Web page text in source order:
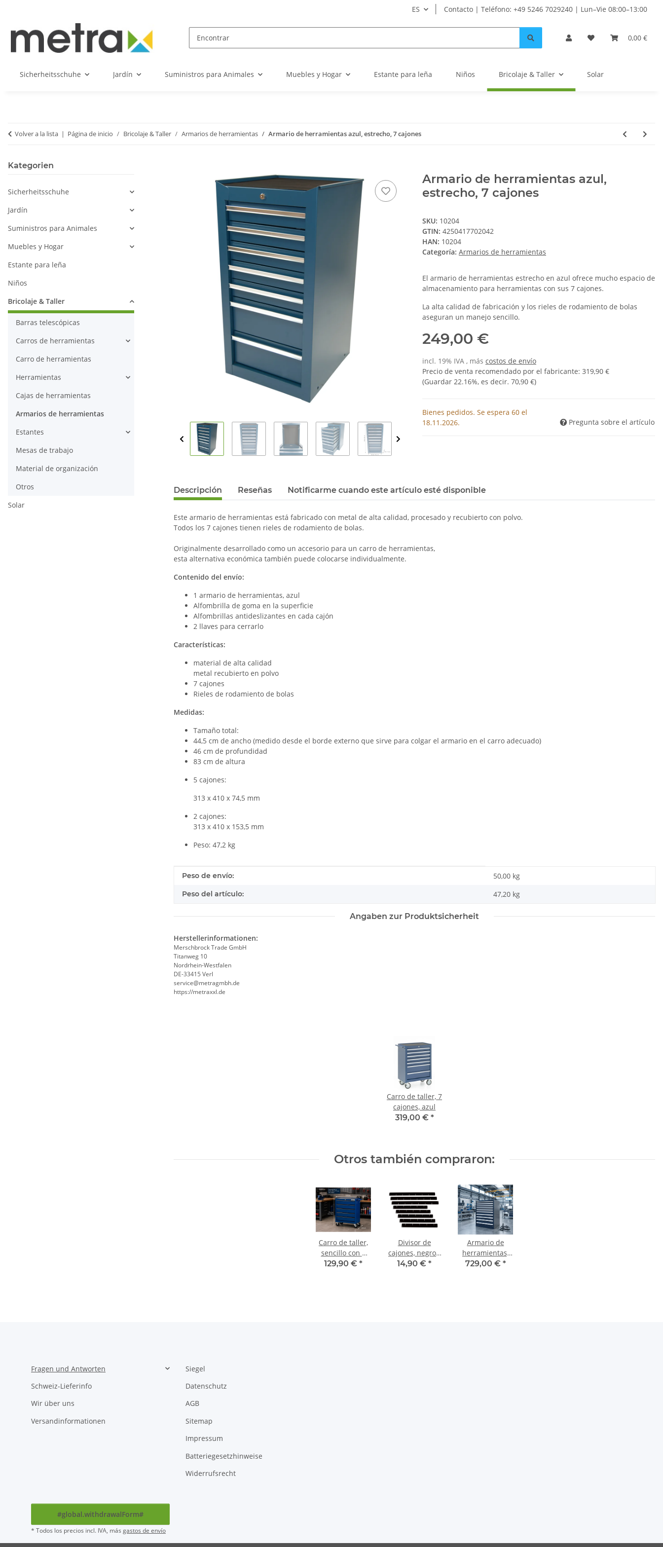
ES Contacto | Teléfono: +49 5246 7029240 | Lun–Vie 08:00–13:00
0,00 €
Sicherheitsschuhe Jardín Suministros para Animales Muebles y Hogar Estante para leña Niños Bricolaje & Taller Solar
Volver a la lista Página de inicio Bricolaje & Taller Armarios de herramientas Armario de herramientas azul, estrecho, 7 cajones
Armario de herramientas azul,
estrecho, 7 cajones
SKU: 10204
GTIN: 4250417702042
HAN: 10204
Categoría: Armarios de herramientas
El armario de herramientas estrecho en azul ofrece mucho espacio de
almacenamiento para herramientas con sus 7 cajones.
La alta calidad de fabricación y los rieles de rodamiento de bolas
aseguran un manejo sencillo.
249,00 €
incl. 19% IVA , más costos de envío
Precio de venta recomendado por el fabricante: 319,90 €
(Guardar 22.16%, es decir. 70,90 €)
Bienes pedidos. Se espera 60 el
18.11.2026.
Pregunta sobre el artículo
Descripción Reseñas Notificarme cuando este artículo esté disponible
Este armario de herramientas está fabricado con metal de alta calidad, procesado y recubierto con polvo.
Todos los 7 cajones tienen rieles de rodamiento de bolas.
Originalmente desarrollado como un accesorio para un carro de herramientas,
esta alternativa económica también puede colocarse individualmente.
Contenido del envío:
1 armario de herramientas, azul
Alfombrilla de goma en la superficie
Alfombrillas antideslizantes en cada cajón
2 llaves para cerrarlo
Características:
material de alta calidad
metal recubierto en polvo
7 cajones
Rieles de rodamiento de bolas
Medidas:
Tamaño total:
44,5 cm de ancho (medido desde el borde externo que sirve para colgar el armario en el carro adecuado)
46 cm de profundidad
83 cm de altura
5 cajones:
313 x 410 x 74,5 mm
2 cajones:
313 x 410 x 153,5 mm
Peso: 47,2 kg
#productDetails.itemInformation#
#productDetails.itemValue#
Peso de envío: 50,00 kg
Peso del artículo: 47,20 kg
Angaben zur Produktsicherheit
Herstellerinformationen:
Merschbrock Trade GmbH
Titanweg 10
Nordrhein-Westfalen
DE-33415 Verl
service@metragmbh.de
https://metraxxl.de
Carro de taller, 7
cajones, azul
319,00 € *
Otros también compraron:
Carro de taller,
sencillo con 5
cajones, azul
129,90 € *
Divisor de
cajones, negro -
Set para carros
14,90 € *
Armario de
herramientas,
armario con 10
729,00 € *
Kategorien
Sicherheitsschuhe
Jardín
Suministros para Animales
Muebles y Hogar
Estante para leña
Niños
Bricolaje & Taller
Barras telescópicas
Carros de herramientas
Carro de herramientas
Herramientas
Cajas de herramientas
Armarios de herramientas
Estantes
Mesas de trabajo
Material de organización
Otros
Solar
Fragen und Antworten
Schweiz-Lieferinfo
Wir über uns
Versandinformationen
Siegel
Datenschutz
AGB
Sitemap
Impressum
Batteriegesetzhinweise
Widerrufsrecht
#global.withdrawalForm#
* Todos los precios incl. IVA, más gastos de envío